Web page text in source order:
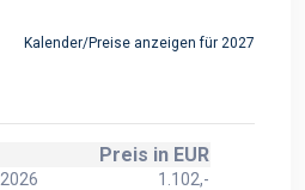
Kalender/Preise anzeigen für 2027
Preis in EUR
1.102,-